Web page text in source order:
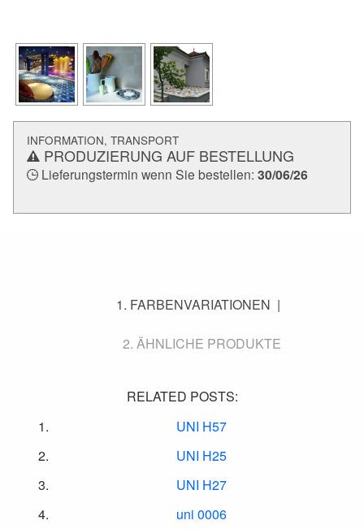
INFORMATION, TRANSPORT
PRODUZIERUNG AUF BESTELLUNG
Lieferungstermin wenn Sie bestellen: 30/06/26
FARBENVARIATIONEN
ÄHNLICHE PRODUKTE
RELATED POSTS:
UNI H57
UNI H25
UNI H27
uni 0006